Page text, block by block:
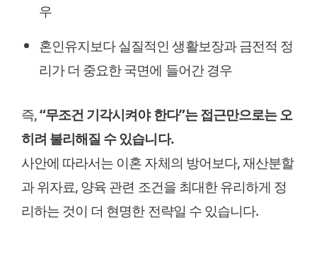
우
혼인유지보다 실질적인 생활보장과 금전적 정
리가 더 중요한 국면에 들어간 경우
즉,“무조건 기각시켜야 한다”는 접근만으로는 오
히려 불리해질 수 있습니다.
사안에 따라서는 이혼 자체의 방어보다, 재산분할
과 위자료, 양육 관련 조건을 최대한 유리하게 정
리하는 것이 더 현명한 전략일 수 있습니다.